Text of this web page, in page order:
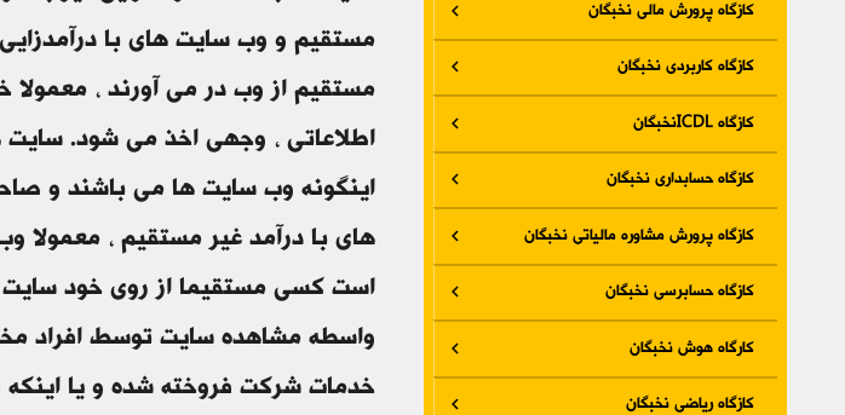
کازگاه پرورش مالی نخبگان
کازگاه کاربردی نخبگان
کازگاه ICDLنخبگان
کازگاه حسابداری نخبگان
کازگاه پرورش مشاوره مالیاتی نخبگان
کازگاه حسابرسی نخبگان
کارگاه هوش نخبگان
کازگاه ریاضی نخبگان
مستقیم و وب سایت های با
مستقیم از وب در می آورند ، معمولا
اطلاعاتی ، وجهی اخذ می شود. سایت
اینگونه وب سایت ها می باشند و
های با درآمد غیر مستقیم ،
است کسی مستقیما از روی خود سایت
واسطه مشاهده سایت توسط افراد
خدمات شرکت فروخته شده و یا